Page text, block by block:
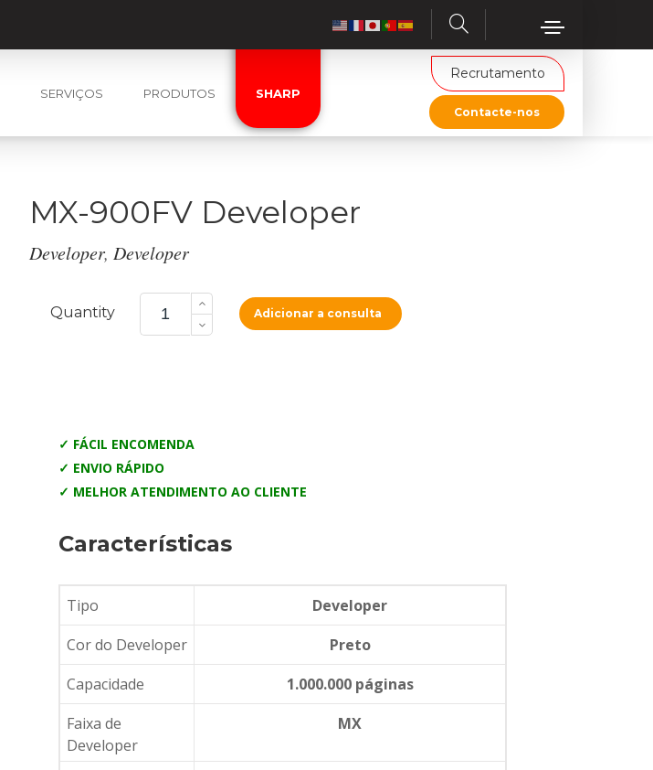
SERVIÇOS PRODUTOS SHARP
Recrutamento
Contacte-nos
MX-900FV Developer
Developer, Developer
Quantity
MX-
900FV
Developer
quantity
Adicionar a consulta
✓ FÁCIL ENCOMENDA
✓ ENVIO RÁPIDO
✓ MELHOR ATENDIMENTO AO CLIENTE
Características
Tipo
Developer
Cor do Developer
Preto
Capacidade
1.000.000 páginas
Faixa de
Developer
MX